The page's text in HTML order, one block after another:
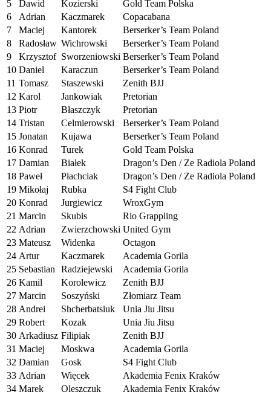
5 Dawid Kozierski
Gold Team Polska
6
Adrian Kaczmarek
Copacabana
7
Maciej Kantorek
Berserker’s Team Poland
8
Radosław Wichrowski
Berserker’s Team Poland
9
Krzysztof Sworzeniowski Berserker’s Team Poland
10 Daniel Karaczun
Berserker’s Team Poland
11 Tomasz Staszewski
Zenith BJJ
12 Karol Jankowiak
Pretorian
13 Piotr Błaszczyk
Pretorian
14 Tristan Celmierowski
Berserker’s Team Poland
15 Jonatan Kujawa
Berserker’s Team Poland
16 Konrad Turek
Gold Team Polska
17 Damian Białek
Dragon’s Den / Ze Radiola Poland
18 Paweł Płachciak
Dragon’s Den / Ze Radiola Poland
19 Mikołaj Rubka
S4 Fight Club
20 Konrad Jurgiewicz
WroxGym
21 Marcin Skubis
Rio Grappling
22 Adrian Zwierzchowski United Gym
23 Mateusz Widenka
Octagon
24 Artur Kaczmarek
Academia Gorila
25 Sebastian Radziejewski
Academia Gorila
26 Kamil Korolewicz
Zenith BJJ
27 Marcin Soszyński
Złomiarz Team
28 Andrei Shcherbatsiuk
Unia Jiu Jitsu
29 Robert Kozak
Unia Jiu Jitsu
30 Arkadiusz Filipiak
Zenith BJJ
31 Maciej Moskwa
Academia Gorila
32 Damian Gosk
S4 Fight Club
33 Adrian Więcek
Akademia Fenix Kraków
34 Marek Oleszczuk
Akademia Fenix Kraków